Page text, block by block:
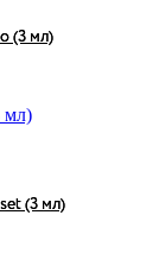
(3 мл)
(3 мл)